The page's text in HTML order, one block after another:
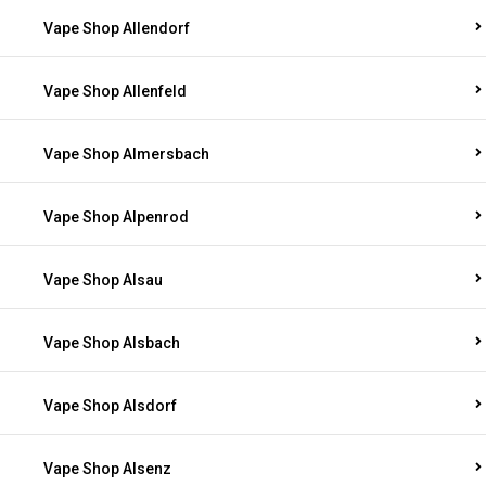
Vape Shop Allendorf
Vape Shop Allenfeld
Vape Shop Almersbach
Vape Shop Alpenrod
Vape Shop Alsau
Vape Shop Alsbach
Vape Shop Alsdorf
Vape Shop Alsenz